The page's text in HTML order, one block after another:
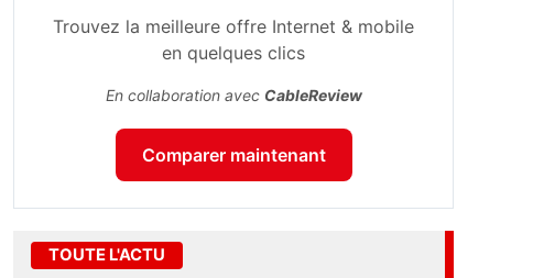
Trouvez la meilleure offre Internet & mobile
en quelques clics
En collaboration avec CableReview
Comparer maintenant
TOUTE L'ACTU